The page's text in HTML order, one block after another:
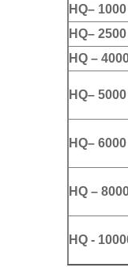
HQ– 1000
HQ– 2500
HQ –
HQ– 5000
HQ– 6000
HQ –
HQ -